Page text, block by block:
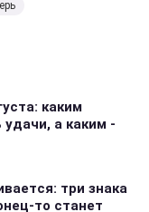
каким
а каким -
три знака
то станет